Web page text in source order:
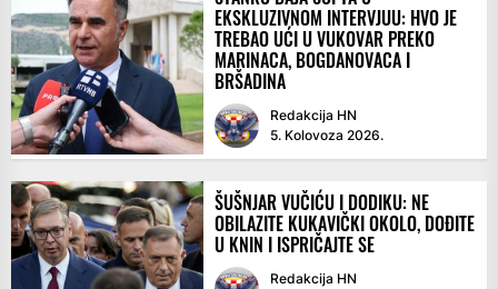
EKSKLUZIVNOM INTERVJUU: HVO JE
TREBAO UĆI U VUKOVAR PREKO
MARINACA, BOGDANOVACA I
BRŠADINA
Redakcija HN
5. Kolovoza 2026.
ŠUŠNJAR VUČIĆU I DODIKU: NE
OBILAZITE KUKAVIČKI OKOLO, DOĐITE
U KNIN I ISPRIČAJTE SE
Redakcija HN